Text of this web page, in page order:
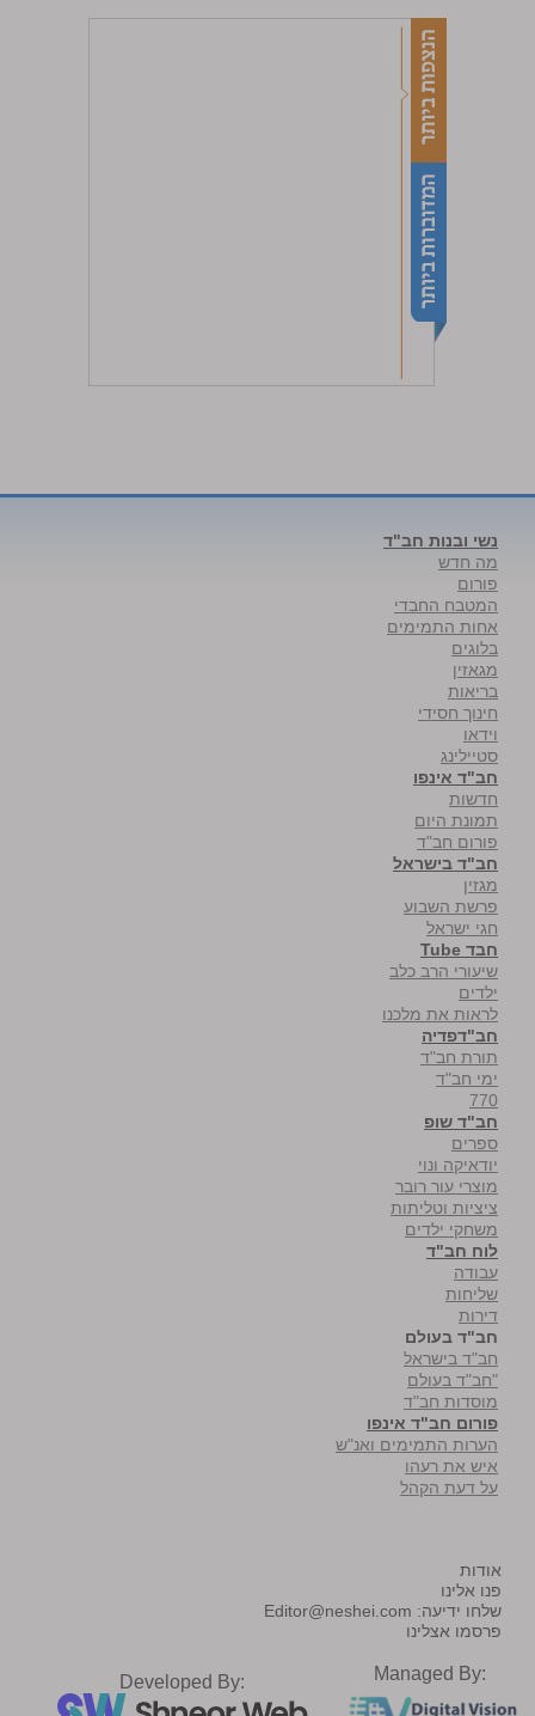
נשי ובנות חב"ד
מה חדש
פורום
המטבח החבדי
אחות התמימים
בלוגים
מגאזין
בריאות
חינוך חסידי
וידאו
סטיילינג
חב"ד אינפו
חדשות
תמונת היום
פורום חב"ד
חב"ד בישראל
מגזין
פרשת השבוע
חגי ישראל
חבד Tube
שיעורי הרב כלב
ילדים
לראות את מלכנו
חב"דפדיה
תורת חב"ד
ימי חב"ד
770
חב"ד שופ
ספרים
יודאיקה ונוי
מוצרי עור רובר
ציציות וטליתות
משחקי ילדים
לוח חב"ד
עבודה
שליחות
דירות
חב"ד בעולם
חב"ד בישראל
"חב"ד בעולם
מוסדות חב"ד
פורום חב"ד אינפו
הערות התמימים ואנ"ש
איש את רעהו
על דעת הקהל
אודות
פנו אלינו
שלחו ידיעה: Editor@neshei.com
פרסמו אצלינו
Developed By: Managed By: